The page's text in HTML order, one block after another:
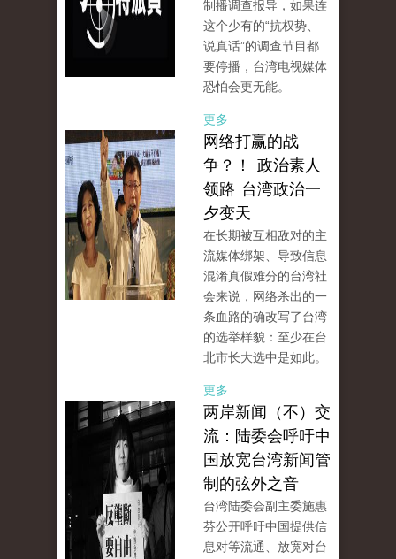
制播调查报导，如果连
这个少有的“抗权势、
说真话”的调查节目都
要停播，台湾电视媒体
恐怕会更无能。
更多
网络打赢的战
争？！ 政治素人
领路 台湾政治一
夕变天
在长期被互相敌对的主
流媒体绑架、导致信息
混淆真假难分的台湾社
会来说，网络杀出的一
条血路的确改写了台湾
的选举样貌：至少在台
北市长大选中是如此。
更多
两岸新闻（不）交
流：陆委会呼吁中
国放宽台湾新闻管
制的弦外之音
台湾陆委会副主委施惠
芬公开呼吁中国提供信
息对等流通、放宽对台